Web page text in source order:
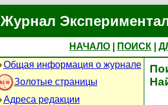
Журнал
НАЧАЛО ПОИСК
Общая информация о журнале
Золотые страницы
Адреса редакции